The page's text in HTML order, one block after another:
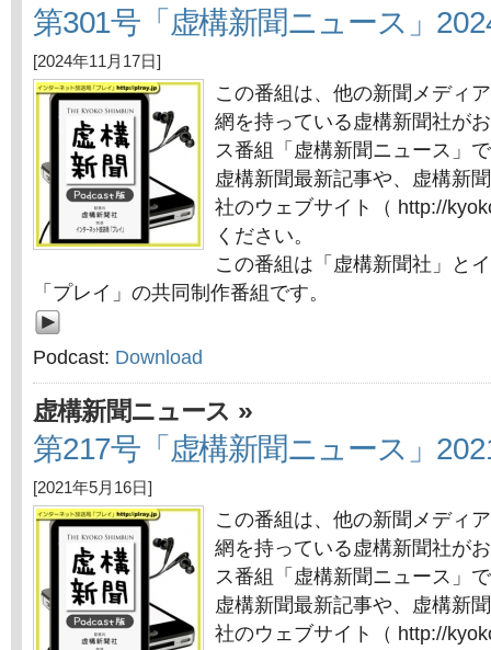
第301号「虚構新聞ニュース」
[2024年11月17日]
この番組は、他の新聞メディ
網を持っている虚構新聞社が
ス番組「虚構新聞ニュース」
虚構新聞最新記事や、虚構新
社のウェブサイト（ http://
ください。
この番組は「虚構新聞社」と
「プレイ」の共同制作番組です。
Podcast: Download
虚構新聞ニュース »
第217号「虚構新聞ニュース」
[2021年5月16日]
この番組は、他の新聞メディ
網を持っている虚構新聞社が
ス番組「虚構新聞ニュース」
虚構新聞最新記事や、虚構新
社のウェブサイト（ http://